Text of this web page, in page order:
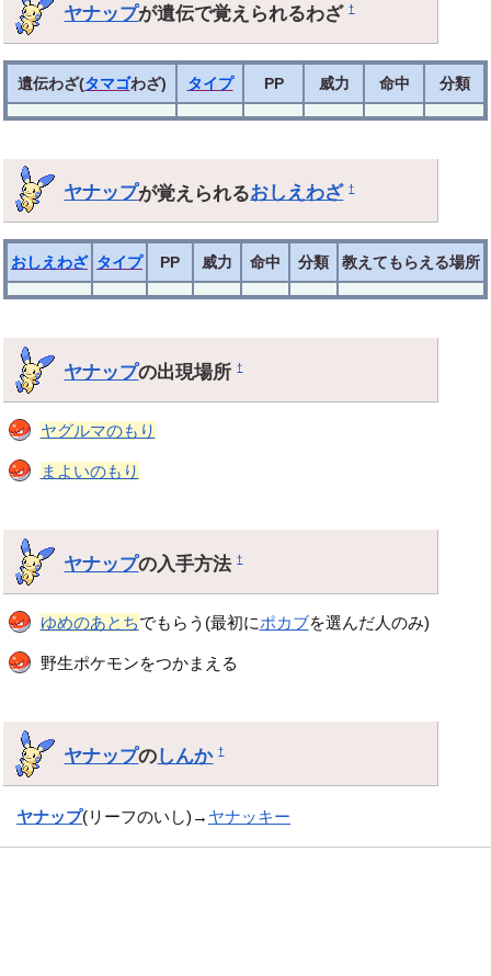
ヤナップが遺伝で覚えられるわざ†
遺伝わざ(タマゴわざ) タイプ PP 威力 命中 分類
ヤナップが覚えられるおしえわざ †
おしえわざ タイプ PP 威力 命中 分類 教えてもらえる場所
ヤナップの出現場所†
ヤグルマのもり
まよいのもり
ヤナップの入手方法†
ゆめのあとちでもらう(最初にポカブを選んだ人のみ)
野生ポケモンをつかまえる
ヤナップのしんか †
ヤナップ(リーフのいし)→ ヤナッキー